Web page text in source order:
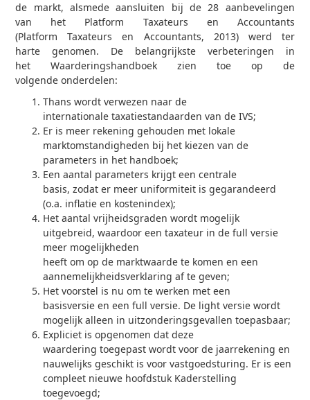
de markt, alsmede aansluiten bij de 28 aanbevelingen
van het Platform Taxateurs en Accountants
(Platform Taxateurs en Accountants, 2013) werd ter
harte genomen. De belangrijkste verbeteringen in
het Waarderingshandboek zien toe op de
volgende onderdelen:
Thans wordt verwezen naar de
internationale taxatiestandaarden van de IVS;
Er is meer rekening gehouden met lokale
marktomstandigheden bij het kiezen van de
parameters in het handboek;
Een aantal parameters krijgt een centrale
basis, zodat er meer uniformiteit is gegarandeerd
(o.a. inflatie en kostenindex);
Het aantal vrijheidsgraden wordt mogelijk
uitgebreid, waardoor een taxateur in de full versie
meer mogelijkheden
heeft om op de marktwaarde te komen en een
aannemelijkheidsverklaring af te geven;
Het voorstel is nu om te werken met een
basisversie en een full versie. De light versie wordt
mogelijk alleen in uitzonderingsgevallen toepasbaar;
Expliciet is opgenomen dat deze
waardering toegepast wordt voor de jaarrekening en
nauwelijks geschikt is voor vastgoedsturing. Er is een
compleet nieuwe hoofdstuk Kaderstelling
toegevoegd;